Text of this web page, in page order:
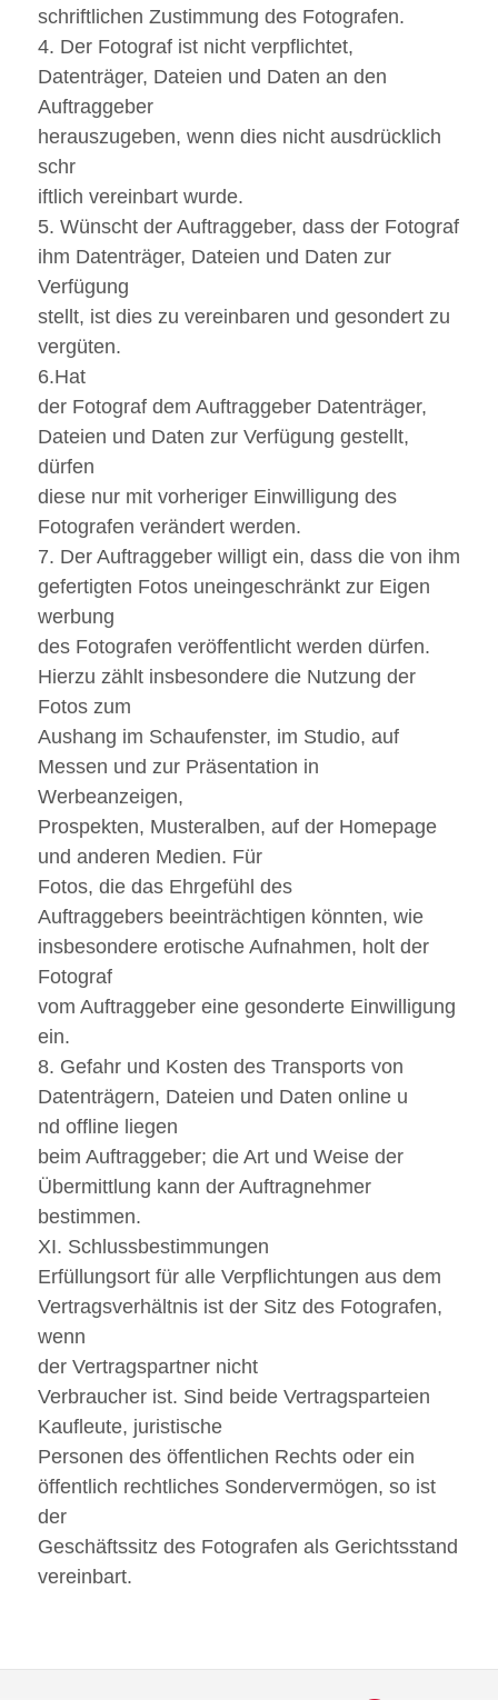
schriftlichen Zustimmung des Fotografen.
4. Der Fotograf ist nicht verpflichtet,
Datenträger, Dateien und Daten an den
Auftraggeber
herauszugeben, wenn dies nicht ausdrücklich
schr
iftlich vereinbart wurde.
5. Wünscht der Auftraggeber, dass der Fotograf
ihm Datenträger, Dateien und Daten zur
Verfügung
stellt, ist dies zu vereinbaren und gesondert zu
vergüten.
6.Hat
der Fotograf dem Auftraggeber Datenträger,
Dateien und Daten zur Verfügung gestellt,
dürfen
diese nur mit vorheriger Einwilligung des
Fotografen verändert werden.
7. Der Auftraggeber willigt ein, dass die von ihm
gefertigten Fotos uneingeschränkt zur Eigen
werbung
des Fotografen veröffentlicht werden dürfen.
Hierzu zählt insbesondere die Nutzung der
Fotos zum
Aushang im Schaufenster, im Studio, auf
Messen und zur Präsentation in
Werbeanzeigen,
Prospekten, Musteralben, auf der Homepage
und anderen Medien. Für
Fotos, die das Ehrgefühl des
Auftraggebers beeinträchtigen könnten, wie
insbesondere erotische Aufnahmen, holt der
Fotograf
vom Auftraggeber eine gesonderte Einwilligung
ein.
8. Gefahr und Kosten des Transports von
Datenträgern, Dateien und Daten online u
nd offline liegen
beim Auftraggeber; die Art und Weise der
Übermittlung kann der Auftragnehmer
bestimmen.
XI. Schlussbestimmungen
Erfüllungsort für alle Verpflichtungen aus dem
Vertragsverhältnis ist der Sitz des Fotografen,
wenn
der Vertragspartner nicht
Verbraucher ist. Sind beide Vertragsparteien
Kaufleute, juristische
Personen des öffentlichen Rechts oder ein
öffentlich rechtliches Sondervermögen, so ist
der
Geschäftssitz des Fotografen als Gerichtsstand
vereinbart.